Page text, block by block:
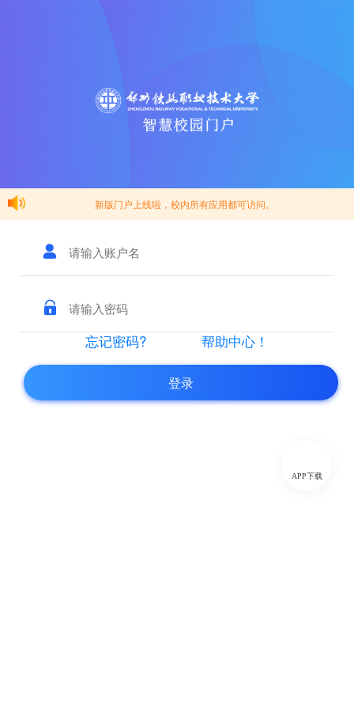
新版门户上线啦，校内所有应用都可访问。
忘记密码? 帮助中心！
登录
APP下载